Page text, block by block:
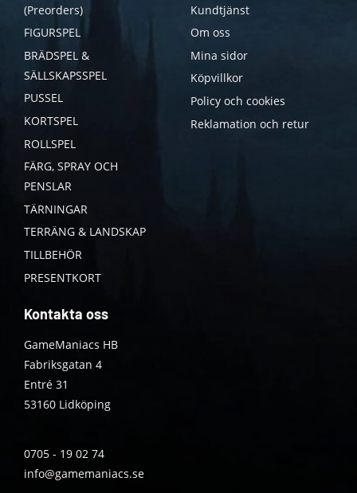
(Preorders)
FIGURSPEL
BRÄDSPEL &
SÄLLSKAPSSPEL
PUSSEL
KORTSPEL
ROLLSPEL
FÄRG, SPRAY OCH
PENSLAR
TÄRNINGAR
TERRÄNG & LANDSKAP
TILLBEHÖR
PRESENTKORT
Kundtjänst
Om oss
Mina sidor
Köpvillkor
Policy och cookies
Reklamation och retur
Kontakta oss
GameManiacs HB
Fabriksgatan 4
Entré 31
53160 Lidköping
0705 - 19 02 74
info@gamemaniacs.se